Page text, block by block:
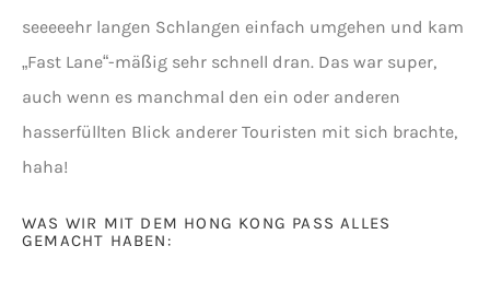
seeeeehr langen Schlangen einfach umgehen und kam
„Fast Lane“-mäßig sehr schnell dran. Das war super,
auch wenn es manchmal den ein oder anderen
hasserfüllten Blick anderer Touristen mit sich brachte,
haha!
WAS WIR MIT DEM HONG KONG PASS ALLES
GEMACHT HABEN: